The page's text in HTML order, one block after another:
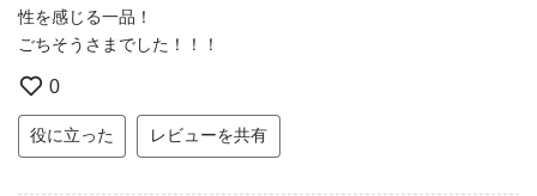
性を感じる一品！
ごちそうさまでした！！！
0
役に立った レビューを共有